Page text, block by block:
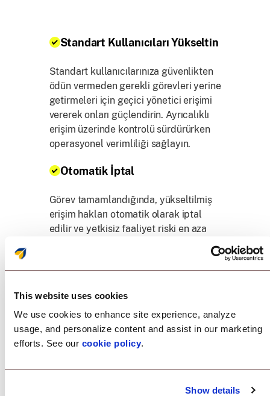
This website uses cookies
We use cookies to enhance site experience, analyze
usage, and personalize content and assist in our marketing
efforts. See our cookie policy.
Show details
Standart Kullanıcıları Yükseltin
Standart kullanıcılarınıza güvenlikten
ödün vermeden gerekli görevleri yerine
getirmeleri için geçici yönetici erişimi
vererek onları güçlendirin. Ayrıcalıklı
erişim üzerinde kontrolü sürdürürken
operasyonel verimliliği sağlayın.
Otomatik İptal
Görev tamamlandığında, yükseltilmiş
erişim hakları otomatik olarak iptal
edilir ve yetkisiz faaliyet riski en aza
kullanıldığından emin olun.
Güvenlik Risklerini Azaltın
Tam Zamanında ile sıfır güven güvenlik
modelini benimseyin. Yönetici
sınırlayın, kalıcı erişim haklarıyla ilişkili
güvenlik risklerini önemli ölçüde